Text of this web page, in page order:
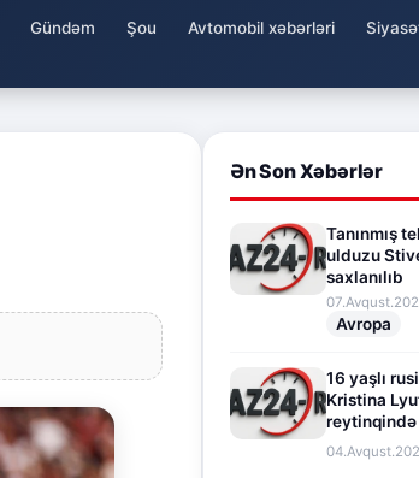
Gündəm Şou Avtomobil xəbərləri
Ən Son Xəbərlər
Tanınmış
ulduzu
saxlanılıb
Avropa
16 yaşlı
Kristina
irəliləyişə